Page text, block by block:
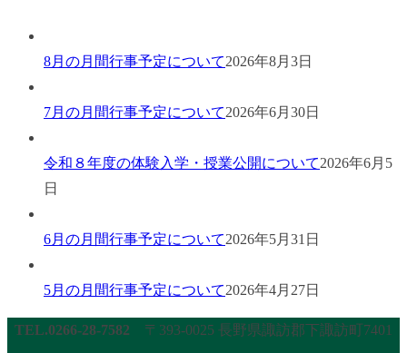
8月の月間行事予定について2026年8月3日
7月の月間行事予定について2026年6月30日
令和８年度の体験入学・授業公開について2026年6月5
日
6月の月間行事予定について2026年5月31日
5月の月間行事予定について2026年4月27日
TEL.0266-28-7582 〒393-0025 長野県諏訪郡下諏訪町7401